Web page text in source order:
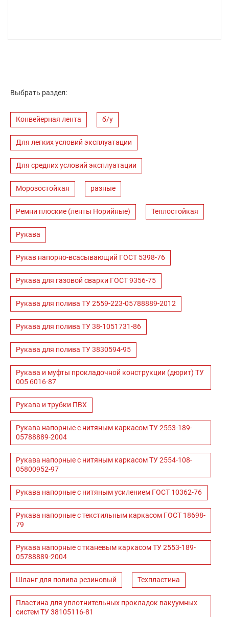
Выбрать раздел:
Конвейерная лента б/у
Для легких условий эксплуатации
Для средних условий эксплуатации
Морозостойкая разные
Ремни плоские (ленты Норийные) Теплостойкая
Рукава
Рукав напорно-всасывающий ГОСТ 5398-76
Рукава для газовой сварки ГОСТ 9356-75
Рукава для полива ТУ 2559-223-05788889-2012
Рукава для полива ТУ 38-1051731-86
Рукава для полива ТУ 3830594-95
Рукава и муфты прокладочной конструкции (дюрит) ТУ
005 6016-87
Рукава и трубки ПВХ
Рукава напорные с нитяным каркасом ТУ 2553-189-
05788889-2004
Рукава напорные с нитяным каркасом ТУ 2554-108-
05800952-97
Рукава напорные с нитяным усилением ГОСТ 10362-76
Рукава напорные с текстильным каркасом ГОСТ 18698-
79
Рукава напорные с тканевым каркасом ТУ 2553-189-
05788889-2004
Шланг для полива резиновый Техпластина
Пластина для уплотнительных прокладок вакуумных
систем ТУ 38105116-81